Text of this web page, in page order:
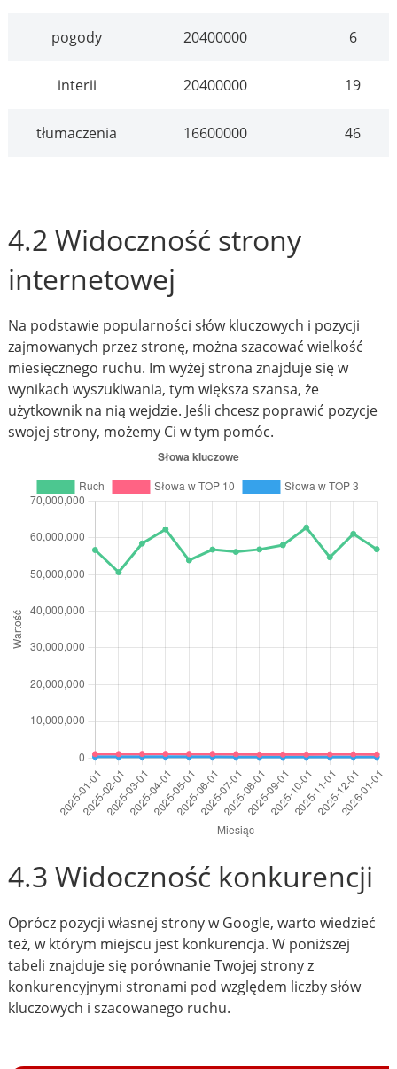
pogody 20400000 6
interii 20400000 19
tłumaczenia 16600000 46
4.2 Widoczność strony
internetowej
Na podstawie popularności słów kluczowych i pozycji
zajmowanych przez stronę, można szacować wielkość
miesięcznego ruchu. Im wyżej strona znajduje się w
wynikach wyszukiwania, tym większa szansa, że
użytkownik na nią wejdzie. Jeśli chcesz poprawić pozycje
swojej strony, możemy Ci w tym pomóc.
4.3 Widoczność konkurencji
Oprócz pozycji własnej strony w Google, warto wiedzieć
też, w którym miejscu jest konkurencja. W poniższej
tabeli znajduje się porównanie Twojej strony z
konkurencyjnymi stronami pod względem liczby słów
kluczowych i szacowanego ruchu.